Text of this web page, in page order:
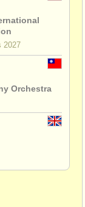
2027
Orchestra